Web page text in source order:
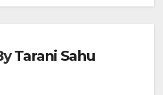
Tarani Sahu